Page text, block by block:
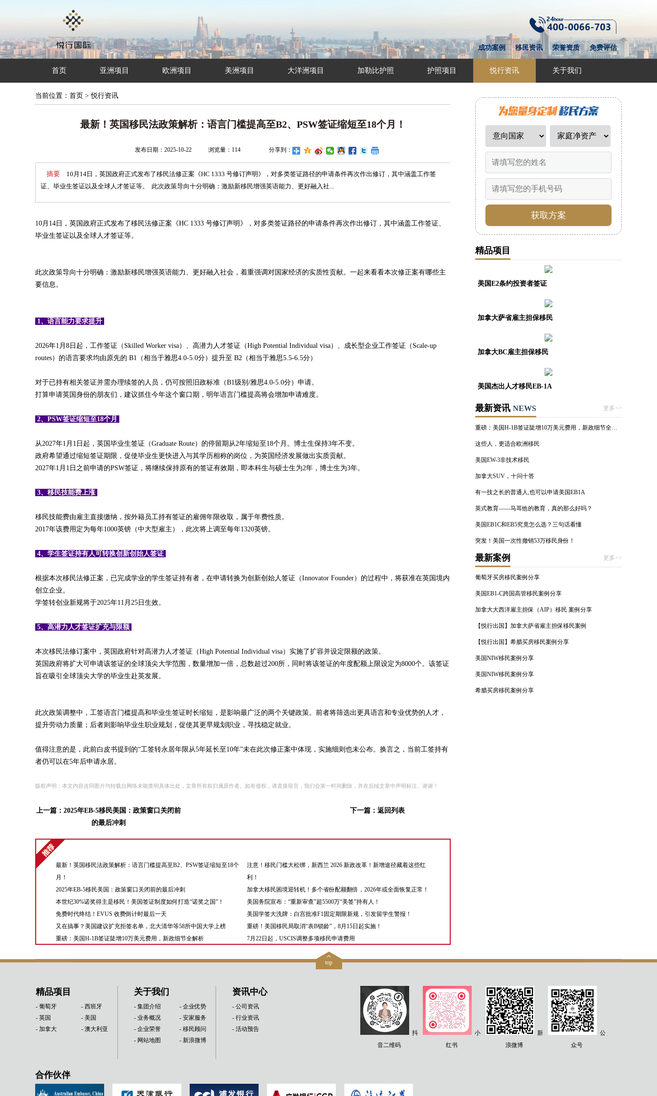
成功案例 移民资讯 荣誉资质 免费评估
首页 亚洲项目 欧洲项目 美洲项目 大洋洲项目 加勒比护照 护照项目 悦行资讯 关于我们
当前位置： 首页 >悦行资讯
最新！英国移民法政策解析：语言门槛提高至B2、PSW签证缩短至18个月！
发布日期：2025-10-22 浏览量： 114 分享到：
摘要
10月14日，英国政府正式发布了移民法修正案《HC 1333 号修订声明》，对多类签证路径的申请条件再次作出修订，其中涵盖工作签
证、毕业生签证以及全球人才签证等。 此次政策导向十分明确：激励新移民增强英语能力、更好融入社...
10月14日，英国政府正式发布了移民法修正案《HC 1333 号修订声明》，对多类签证路径的申请条件再次作出修订，其中涵盖工作签证、
毕业生签证以及全球人才签证等。
此次政策导向十分明确：激励新移民增强英语能力、更好融入社会，着重强调对国家经济的实质性贡献。一起来看看本次修正案有哪些主
要信息。
1、语言能力要求提升
2026年1月8日起，工作签证（Skilled Worker visa）、高潜力人才签证（High Potential Individual visa）、成长型企业工作签证（Scale-up
routes）的语言要求均由原先的 B1（相当于雅思4.0-5.0分）提升至 B2（相当于雅思5.5-6.5分）
对于已持有相关签证并需办理续签的人员，仍可按照旧政标准（B1级别/雅思4.0-5.0分）申请。
打算申请英国身份的朋友们，建议抓住今年这个窗口期，明年语言门槛提高将会增加申请难度。
2、PSW签证缩短至18个月
从2027年1月1日起，英国毕业生签证（Graduate Route）的停留期从2年缩短至18个月。博士生保持3年不变。
政府希望通过缩短签证期限，促使毕业生更快进入与其学历相称的岗位，为英国经济发展做出实质贡献。
2027年1月1日之前申请的PSW签证，将继续保持原有的签证有效期，即本科生与硕士生为2年，博士生为3年。
3、移民技能费上涨
移民技能费由雇主直接缴纳，按外籍员工持有签证的雇佣年限收取，属于年费性质。
2017年该费用定为每年1000英镑（中大型雇主），此次将上调至每年1320英镑。
4、学生签证持有人可转换创新创始人签证
根据本次移民法修正案，已完成学业的学生签证持有者，在申请转换为创新创始人签证（Innovator Founder）的过程中，将获准在英国境内
创立企业。
学签转创业新规将于2025年11月25日生效。
5、高潜力人才签证扩充与限额
本次移民法修订案中，英国政府针对高潜力人才签证（High Potential Individual visa）实施了扩容并设定限额的政策。
英国政府将扩大可申请该签证的全球顶尖大学范围，数量增加一倍，总数超过200所，同时将该签证的年度配额上限设定为8000个。该签证
旨在吸引全球顶尖大学的毕业生赴英发展。
此次政策调整中，工签语言门槛提高和毕业生签证时长缩短，是影响最广泛的两个关键政策。前者将筛选出更具语言和专业优势的人才，
提升劳动力质量；后者则影响毕业生职业规划，促使其更早规划职业，寻找稳定就业。
值得注意的是，此前白皮书提到的“工签转永居年限从5年延长至10年”未在此次修正案中体现，实施细则也未公布。换言之，当前工签持有
者仍可以在5年后申请永居。
版权声明：本文内容连同图片均转载自网络未能查明具体出处，文章所有权归属原作者。如有侵权，请直接留言，我们会第一时间删除，并在后续文章中声明标注。谢谢！
上一篇： 2025年EB-5移民美国：政策窗口关闭前
的最后冲刺
下一篇： 返回列表
最新！英国移民法政策解析：语言门槛提高至B2、PSW签证缩短至18个
月！
2025年EB-5移民美国：政策窗口关闭前的最后冲刺
本世纪30%诺奖得主是移民！美国签证制度如何打造“诺奖之国”！
免费时代终结！EVUS 收费倒计时最后一天
又在搞事？美国建议扩充拒签名单，北大清华等58所中国大学上榜
重磅：美国H-1B签证陡增10万美元费用，新政细节全解析
注意！移民门槛大松绑，新西兰 2026 新政改革！新增途径藏着这些红
利！
加拿大移民困境迎转机！多个省份配额翻倍，2026年或全面恢复正常！
美国务院宣布：“重新审查”超5500万“美签”持有人！
美国学签大洗牌：白宫批准F1固定期限新规，引发留学生警报！
重磅！美国移民局取消“表B锁龄”，8月15日起实施！
7月22日起，USCIS调整多项移民申请费用
精品项目
美国E2条约投资者签证
加拿大萨省雇主担保移民
加拿大BC雇主担保移民
美国杰出人才移民EB-1A
最新资讯 NEWS 更多>>
重磅：美国H-1B签证陡增10万美元费用，新政细节全解析
这些人，更适合欧洲移民
美国EW-3非技术移民
加拿大SUV，十问十答
有一技之长的普通人,也可以申请美国EB1A
英式教育——马耳他的教育，真的那么好吗？
美国EB1C和EB5究竟怎么选？三句话看懂
突发！美国一次性撤销53万移民身份！
最新案例 更多>>
葡萄牙买房移民案例分享
美国EB1-C跨国高管移民案例分享
加拿大大西洋雇主担保（AIP）移民 案例分享
【悦行出国】加拿大萨省雇主担保移民案例
【悦行出国】希腊买房移民案例分享
美国NIW移民案例分享
美国NIW移民案例分享
希腊买房移民案例分享
top
精品项目
- 葡萄牙
- 西班牙
- 英国
- 美国
- 加拿大
- 澳大利亚
关于我们
- 集团介绍
- 企业优势
- 业务概况
- 安家服务
- 企业荣誉
- 移民顾问
- 网站地图
- 新浪微博
资讯中心
- 公司资讯
- 行业资讯
- 活动预告
公
众号
新
浪微博
小
红书
抖
音二维码
合作伙伴